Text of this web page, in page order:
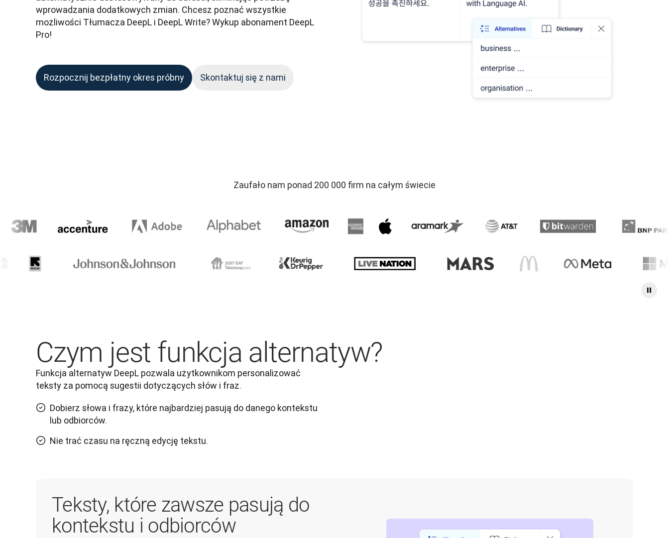
wprowadzania dodatkowych zmian. Chcesz poznać wszystkie
możliwości Tłumacza DeepL i DeepL Write? Wykup abonament DeepL
Pro!
Rozpocznij bezpłatny okres próbny Skontaktuj się z nami
Zaufało nam ponad 200 000 firm na całym świecie
Czym jest funkcja alternatyw?
Funkcja alternatyw DeepL pozwala użytkownikom personalizować
teksty za pomocą sugestii dotyczących słów i fraz.
Dobierz słowa i frazy, które najbardziej pasują do danego kontekstu
lub odbiorców.
Nie trać czasu na ręczną edycję tekstu.
Teksty, które zawsze pasują do
kontekstu i odbiorców